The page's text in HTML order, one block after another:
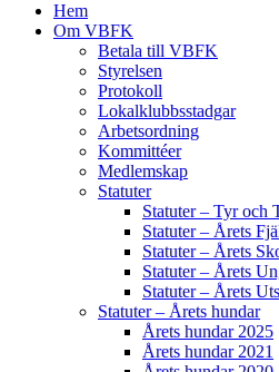
Hem
Om VBFK
Betala till VBFK
Styrelsen
Protokoll
Lokalklubbsstadgar
Arbetsordning
Kommittéer
Medlemskap
Statuter
Statuter – Tyr och
Statuter – Årets
Statuter – Årets
Statuter – Årets
Statuter – Årets
Statuter – Årets hundar
Årets hundar 2025
Årets hundar 2021